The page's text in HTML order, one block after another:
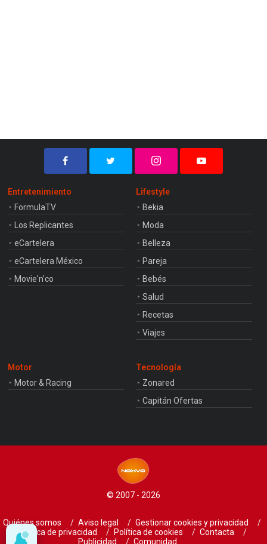
Entretenimiento
FormulaTV
Los Replicantes
eCartelera
eCartelera México
Movie'n'co
Lifestyle
Bekia
Moda
Belleza
Pareja
Bebés
Salud
Recetas
Viajes
Motor
Motor & Racing
Tecnología
Zonared
Capitán Ofertas
© 2007 - 2026
Quiénes somos Aviso legal
Gestionar cookies y privacidad
Política de privacidad
Política de cookies
Contacta
Publicidad
Comunidad